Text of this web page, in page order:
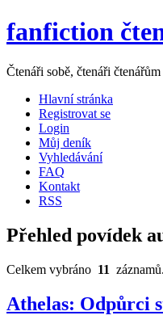
fanfiction
Čtenáři sobě, čtenáři čtenářům
Hlavní stránka
Registrovat se
Login
Můj deník
Vyhledávání
FAQ
Kontakt
RSS
Přehled povídek
Celkem vybráno 11 záznamů.
Athelas: Odpůrci